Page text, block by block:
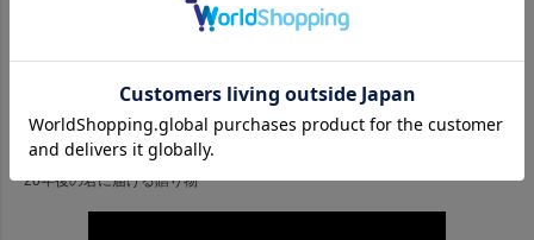
20年後の君に届ける贈り物